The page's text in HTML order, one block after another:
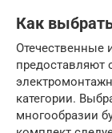
Как
Отечественные
предоставляют
категории.
многообразии